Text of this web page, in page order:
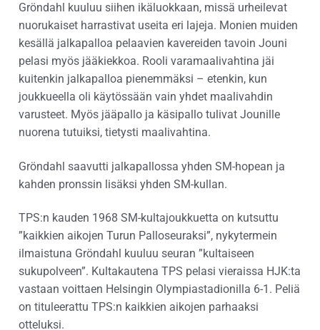
Gröndahl kuuluu siihen ikäluokkaan, missä urheilevat
nuorukaiset harrastivat useita eri lajeja. Monien muiden
kesällä jalkapalloa pelaavien kavereiden tavoin Jouni
pelasi myös jääkiekkoa. Rooli varamaalivahtina jäi
kuitenkin jalkapalloa pienemmäksi – etenkin, kun
joukkueella oli käytössään vain yhdet maalivahdin
varusteet. Myös jääpallo ja käsipallo tulivat Jounille
nuorena tutuiksi, tietysti maalivahtina.
Gröndahl saavutti jalkapallossa yhden SM-hopean ja
kahden pronssin lisäksi yhden SM-kullan.
TPS:n kauden 1968 SM-kultajoukkuetta on kutsuttu
”kaikkien aikojen Turun Palloseuraksi”, nykytermein
ilmaistuna Gröndahl kuuluu seuran ”kultaiseen
sukupolveen”. Kultakautena TPS pelasi vieraissa HJK:ta
vastaan voittaen Helsingin Olympiastadionilla 6-1. Peliä
on tituleerattu TPS:n kaikkien aikojen parhaaksi
otteluksi.